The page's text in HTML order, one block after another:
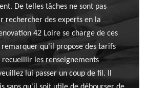
De telles tâches ne sont pas
rechercher des experts en la
42 Loire se charge de ces
remarquer qu'il propose des tarifs
les renseignements
lui passer un coup de fil. Il